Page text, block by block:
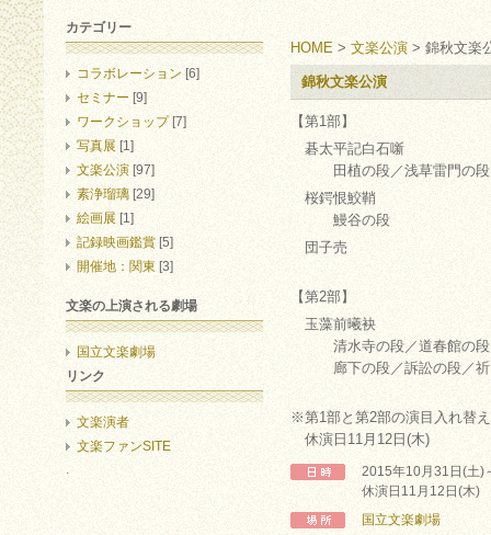
HOME > 文楽公演 > 錦秋文楽
錦秋文楽公演
【第1部】
碁太平記白石噺
田植の段／浅草雷門の段
桜鍔恨鮫鞘
鰻谷の段
団子売
【第2部】
玉藻前曦袂
清水寺の段／道春館の段
廊下の段／訴訟の段／祈
※第1部と第2部の演目入れ替
休演日11月12日(木)
2015年10月31日(土
休演日11月12日(木)
国立文楽劇場
カテゴリー
コラボレーション [6]
セミナー [9]
ワークショップ[7]
写真展 [1]
文楽公演 [97]
素浄瑠璃 [29]
絵画展 [1]
記録映画鑑賞 [5]
開催地：関東 [3]
文楽の上演される劇場
国立文楽劇場
リンク
文楽演者
文楽ファンSITE
.